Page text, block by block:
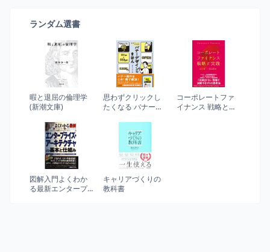
ランダム選書
暇と退屈の倫理学
(新潮文庫)
思わずクリックし
たくなる バナーデ
コーポレートファ
イナンス 戦略と実
図解入門よくわか
る最新エンタープ
キャリアづくりの
教科書